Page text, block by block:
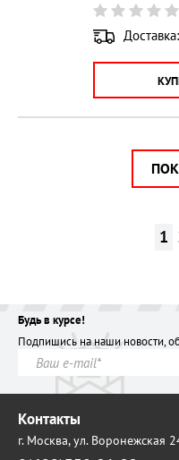
Доставка:
1
Будь в курсе!
Подпишись на наши новости,
Контакты
г. Москва,ул. Воронежская